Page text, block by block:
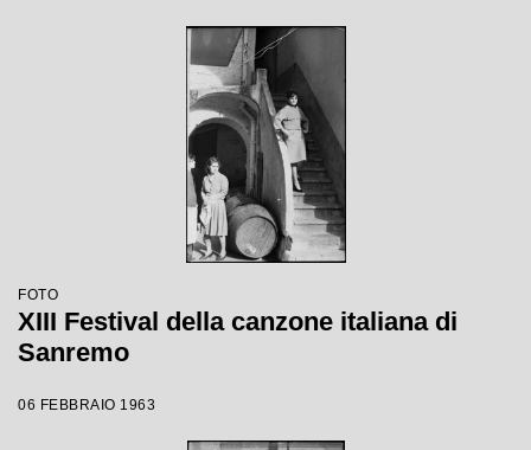
FOTO
XIII Festival della canzone italiana di
Sanremo
06 FEBBRAIO 1963